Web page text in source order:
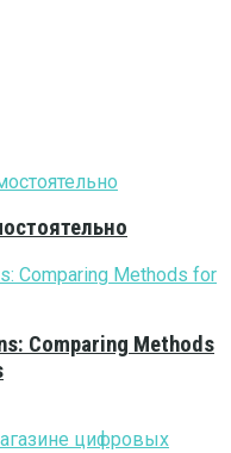
Comparing Methods